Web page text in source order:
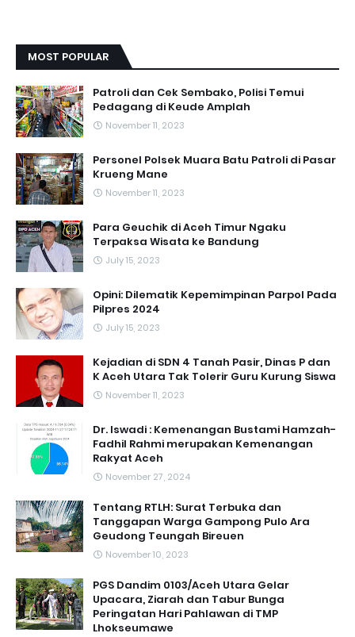
MOST POPULAR
Patroli dan Cek Sembako, Polisi Temui
Pedagang di Keude Amplah
November 11, 2023
Personel Polsek Muara Batu Patroli di Pasar
Krueng Mane
November 11, 2023
Para Geuchik di Aceh Timur Ngaku
Terpaksa Wisata ke Bandung
July 15, 2023
Opini: Dilematik Kepemimpinan Parpol Pada
Pilpres 2024
July 15, 2023
Kejadian di SDN 4 Tanah Pasir, Dinas P dan
K Aceh Utara Tak Tolerir Guru Kurung Siswa
November 11, 2023
Dr. Iswadi : Kemenangan Bustami Hamzah-
Fadhil Rahmi merupakan Kemenangan
Rakyat Aceh
November 27, 2024
Tentang RTLH: Surat Terbuka dan
Tanggapan Warga Gampong Pulo Ara
Geudong Teungah Bireuen
November 10, 2023
PGS Dandim 0103/Aceh Utara Gelar
Upacara, Ziarah dan Tabur Bunga
Peringatan Hari Pahlawan di TMP
Lhokseumawe